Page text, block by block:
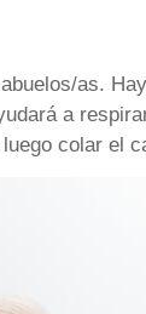
as.
a
colar el